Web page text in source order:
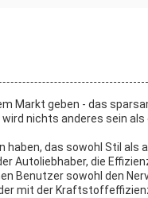
Markt geben - das
nichts anderes sein als
haben, das sowohl Stil als
Autoliebhaber, die
Benutzer sowohl den
mit der